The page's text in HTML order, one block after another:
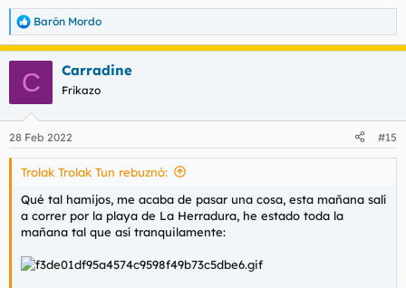
R
e
a
e
s
Barón Mordo
C Carradine
Frikazo
28 Feb 2022 #15
Trolak Trolak Tun rebuznó:
Qué tal hamijos, me acaba de pasar una cosa, esta mañana salí
a correr por la playa de La Herradura, he estado toda la
mañana tal que así tranquilamente: